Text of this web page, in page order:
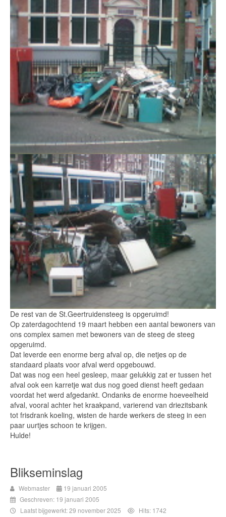
De rest van de St.Geertruidensteeg is opgeruimd!
Op zaterdagochtend 19 maart hebben een aantal bewoners van
ons complex samen met bewoners van de steeg de steeg
opgeruimd.
Dat leverde een enorme berg afval op, die netjes op de
standaard plaats voor afval werd opgebouwd.
Dat was nog een heel gesleep, maar gelukkig zat er tussen het
afval ook een karretje wat dus nog goed dienst heeft gedaan
voordat het werd afgedankt. Ondanks de enorme hoeveelheid
afval, vooral achter het kraakpand, varierend van driezitsbank
tot frisdrank koeling, wisten de harde werkers de steeg in een
paar uurtjes schoon te krijgen.
Hulde!
Blikseminslag
Webmaster
19 januari 2005
Geschreven: 19 januari 2005
Laatst bijgewerkt: 29 november 2025
Hits: 1742